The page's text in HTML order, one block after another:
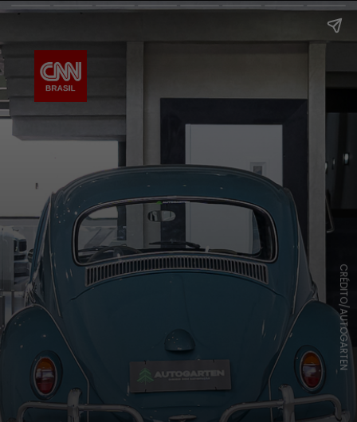
CRÉDITO/AUTOGARTEN